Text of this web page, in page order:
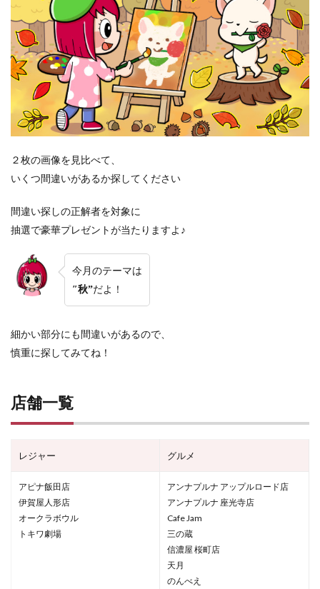
２枚の画像を見比べて、
いくつ間違いがあるか探してください
間違い探しの正解者を対象に
抽選で豪華プレゼントが当たりますよ♪
今月のテーマは
″秋”だよ！
細かい部分にも間違いがあるので、
慎重に探してみてね！
店舗一覧
レジャー グルメ
アピナ飯田店
伊賀屋人形店
オークラボウル
トキワ劇場
アンナプルナ アップルロード店
アンナプルナ 座光寺店
Cafe Jam
三の蔵
信濃屋 桜町店
天月
のんべえ